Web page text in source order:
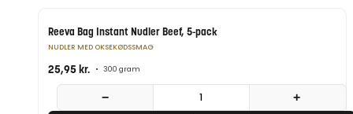
Reeva Bag Instant Nudler Beef, 5-pack
NUDLER MED OKSEKØDSSMAG
25,95kr. • 300 gram
− +